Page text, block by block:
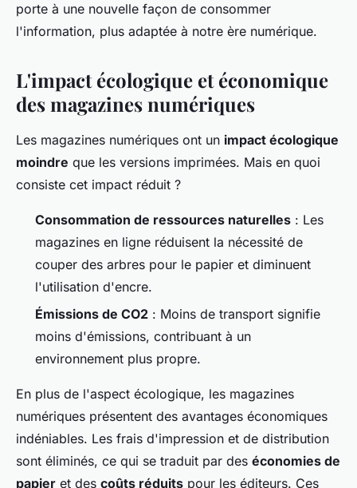
porte à une nouvelle façon de consommer
l'information, plus adaptée à notre ère numérique.
L'impact écologique et économique
des magazines numériques
Les magazines numériques ont un impact écologique
moindre que les versions imprimées. Mais en quoi
consiste cet impact réduit ?
Consommation de ressources naturelles : Les
magazines en ligne réduisent la nécessité de
couper des arbres pour le papier et diminuent
l'utilisation d'encre.
Émissions de CO2 : Moins de transport signifie
moins d'émissions, contribuant à un
environnement plus propre.
En plus de l'aspect écologique, les magazines
numériques présentent des avantages économiques
indéniables. Les frais d'impression et de distribution
sont éliminés, ce qui se traduit par des économies de
papier et des coûts réduits pour les éditeurs. Ces